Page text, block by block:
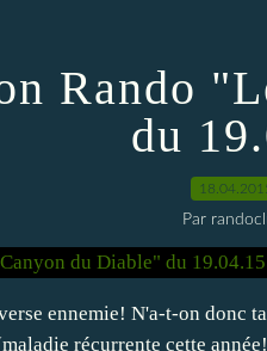
Rando
du
Par
ennemie! N'a-t-on donc
récurrente cette